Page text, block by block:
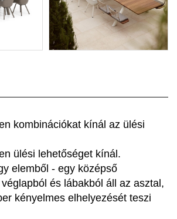
kombinációkat kínál az ülési
ülési lehetőséget kínál.
elemből - egy középső
és lábakból áll az asztal,
kényelmes elhelyezését teszi